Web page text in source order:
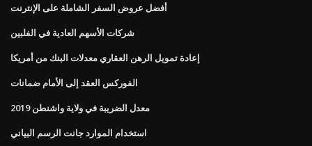
أفضل عروض السفر الشاملة على الإنترنت
شركات الأسهم العادية في الفلبين
إعادة تمويل الرهن العقاري معدلات البنك من أمريكا
الفوركس العقد إلى الأمام ضمانات
معدل الضريبة في ولاية واشنطن 2019
استخدام الموارد جانت الرسم البياني